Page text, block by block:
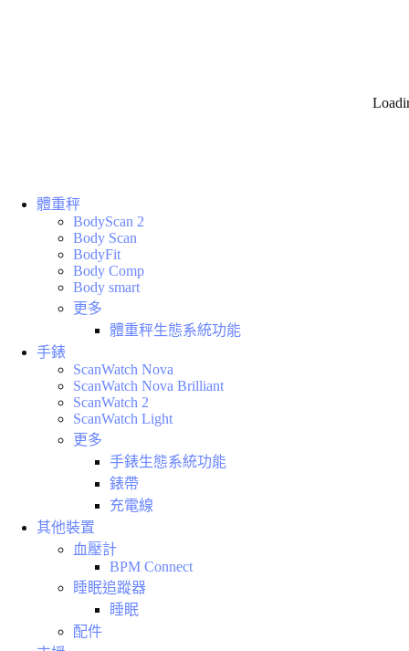
體重秤
BodyScan 2
Body Scan
BodyFit
Body Comp
Body smart
更多
體重秤生態系統功能
手錶
ScanWatch Nova
ScanWatch Nova Brilliant
ScanWatch 2
ScanWatch Light
更多
手錶生態系統功能
錶帶
充電線
其他裝置
血壓計
BPM Connect
睡眠追蹤器
睡眠
配件